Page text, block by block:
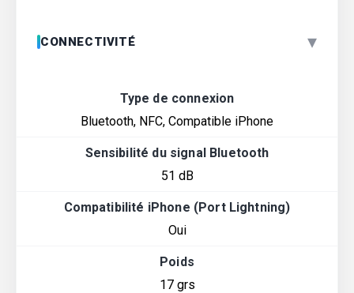
CONNECTIVITÉ ▾
Type de connexion
Bluetooth, NFC, Compatible iPhone
Sensibilité du signal Bluetooth
51 dB
Compatibilité iPhone (Port Lightning)
Oui
Poids
17 grs